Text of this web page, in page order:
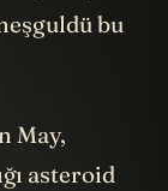
bu
May,
asteroid